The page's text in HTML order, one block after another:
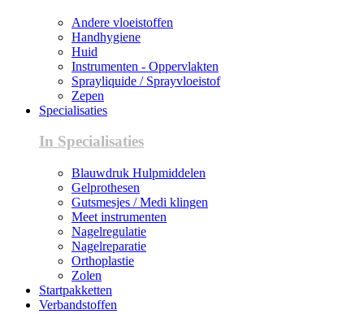
Andere vloeistoffen
Handhygiene
Huid
Instrumenten - Oppervlakten
Sprayliquide / Sprayvloeistof
Zepen
Specialisaties
In Specialisaties
Blauwdruk Hulpmiddelen
Gelprothesen
Gutsmesjes / Medi klingen
Meet instrumenten
Nagelregulatie
Nagelreparatie
Orthoplastie
Zolen
Startpakketten
Verbandstoffen